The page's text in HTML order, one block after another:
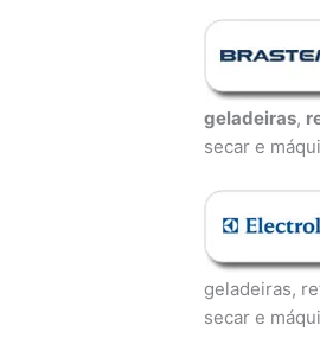
geladeiras,
secar e
geladeiras,
secar e